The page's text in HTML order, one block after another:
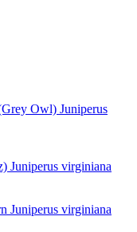
Owl) Juniperus
Juniperus virginiana
Juniperus virginiana